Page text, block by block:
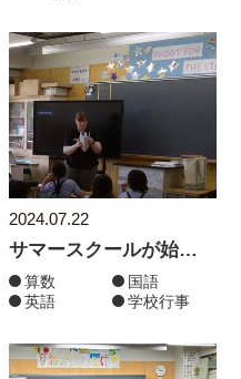
マースクール
2024.07.22
サマースクールが始まりました！
算数
国語
英語
学校行事